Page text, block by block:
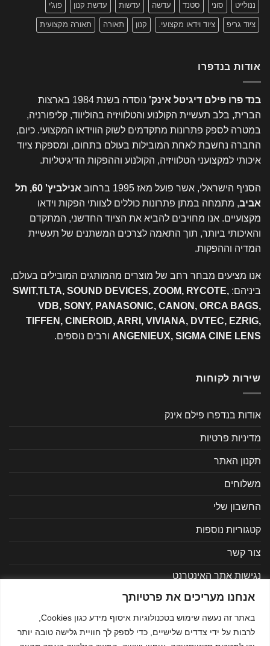
אנחנו מעריכים את פרטיותך
לרבות על ידי צדדים שלישיים, כדי לספק לך חוויית גלישה טובה יותר
ננולייט סוני סטנד עדשה עדשות עדשת קנון פוג'י
ציוד גריפ ציוד וידאו מקצועי. קנון תאורה תאורה מקצועית
אודות בנדפרו
בנד פרו פילם דיגיטל אינק'
נוסדה בשנת 1984 בארצות
הברית, בלב תעשיית הקולנוע והטלוויזיה בהוליווד, קליפורניה,
במטרה לספק פתרונות מתקדמים לשוק הווידאו המקצועי. כיום,
החברה נחשבת לאחת המובילות בעולם בתחום, ומספקת ציוד
איכותי למקצועני הטלוויזיה, הקולנוע וההפקות הדיגיטליות.
הסניף הישראלי, אשר פועל מאז 1995 ברחוב
אנילביץ' 60, תל
אביב, מתמחה במתן פתרונות כוללים לצוותי הפקות וידאו
מקצועיים. אנו מחויבים להביא את הציוד החדשני, המתקדם
והאיכותי ביותר, תוך התאמה לצרכים המשתנים של תעשיית
המדיה וההפקות.
אנו מציעים מבחר רחב של מוצרים מהמותגים המובילים בעולם,
ביניהם: SWIT,TLTA, SOUND DEVICES, ZOOM, RYCOTE,
VDB, SONY, PANASONIC, CANON, ORCA BAGS,
TIFFEN, CINEROID, ARRI, VIVIANA, DVTEC, EZRIG,
ANGENIEUX, SIGMA CINE LENS ורבים נוספים.
שירות לקוחות
אודות בנדפרו פילם אינק
מדיניות פרטיות
תקנון האתר
משלוחים
החשבון שלי
קטגוריות נוספות
צור קשר
נגישות אתר האינטרנט
Visa
MasterCard
כל הזכויות שמורות © בנדפרו 2021